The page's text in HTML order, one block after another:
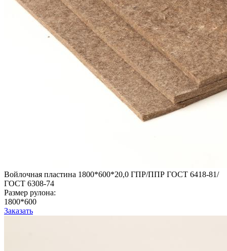
Войлочная пластина 1800*600*20,0 ГПР/ППР ГОСТ 6418-81/
ГОСТ 6308-74
Размер рулона:
1800*600
Заказать